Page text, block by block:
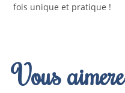
fois unique et pratique !
Vous